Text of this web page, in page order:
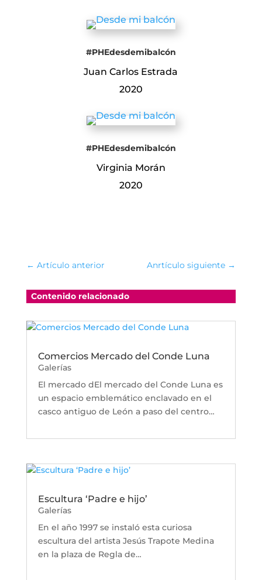
#PHEdesdemibalcón
Juan Carlos Estrada
2020
#PHEdesdemibalcón
Virginia Morán
2020
← Artículo anterior Anrtículo siguiente →
Contenido relacionado
Comercios Mercado del Conde Luna
Galerías
El mercado dEl mercado del Conde Luna es
un espacio emblemático enclavado en el
casco antiguo de León a paso del centro…
Escultura ‘Padre e hijo’
Galerías
En el año 1997 se instaló esta curiosa
escultura del artista Jesús Trapote Medina
en la plaza de Regla de…